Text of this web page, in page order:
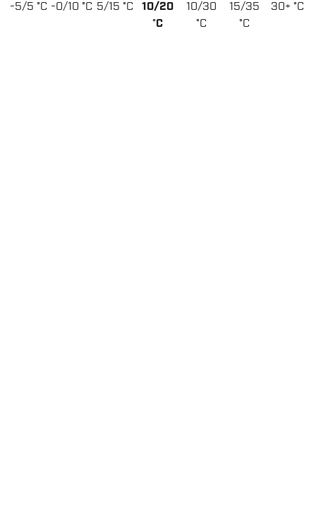
-5/5 °C -0/10 °C 5/15 °C
10/20
°C
10/30
°C
15/35
°C
30+ °C